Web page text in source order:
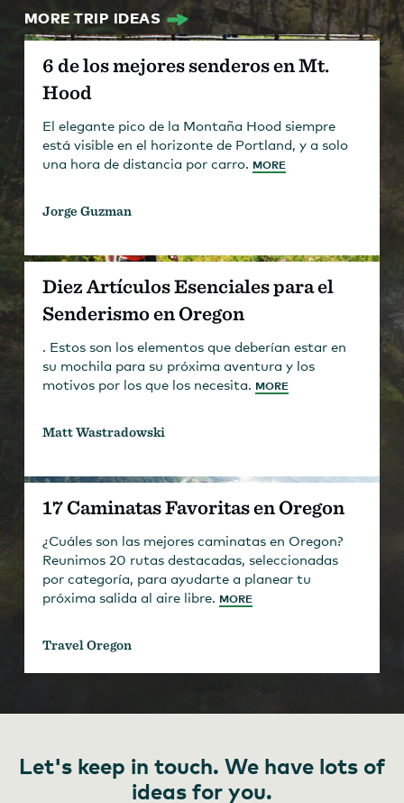
MORE TRIP IDEAS
6 de los mejores senderos en Mt.
Hood
El elegante pico de la Montaña Hood siempre
está visible en el horizonte de Portland, y a solo
una hora de distancia por carro. MORE
Jorge Guzman
Diez Artículos Esenciales para el
Senderismo en Oregon
. Estos son los elementos que deberían estar en
su mochila para su próxima aventura y los
motivos por los que los necesita. MORE
Matt Wastradowski
17 Caminatas Favoritas en Oregon
¿Cuáles son las mejores caminatas en Oregon?
Reunimos 20 rutas destacadas, seleccionadas
por categoría, para ayudarte a planear tu
próxima salida al aire libre. MORE
Travel Oregon
Let's keep in touch. We have lots of
ideas for you.